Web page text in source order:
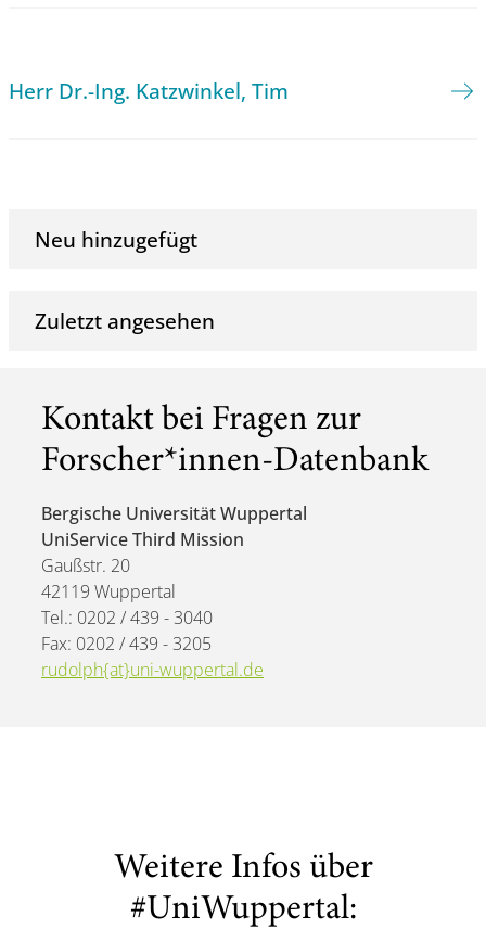
Herr Dr.-Ing. Katzwinkel, Tim
Neu hinzugefügt
Zuletzt angesehen
Kontakt bei Fragen zur
Forscher*innen-Datenbank
Bergische Universität Wuppertal
UniService Third Mission
Gaußstr. 20
42119 Wuppertal
Tel.: 0202 / 439 - 3040
Fax: 0202 / 439 - 3205
rudolph{at}uni-wuppertal.de
Weitere Infos über
#UniWuppertal: